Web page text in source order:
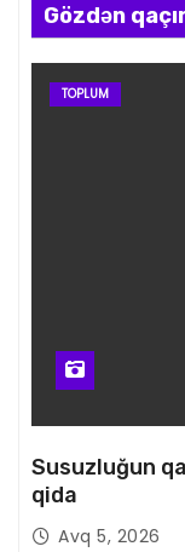
Gözdən
TOPLUM
Susuzluğun
qida
Avq 5, 2026